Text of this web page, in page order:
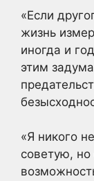
«Если
жизнь
иногда и
этим
«Я никого
советую,